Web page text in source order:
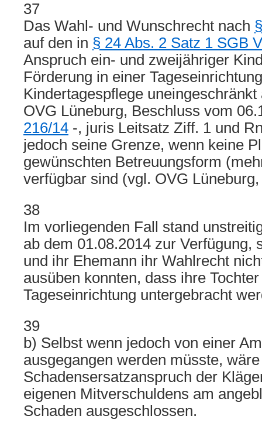
37
Das Wahl- und Wunschrecht nach
auf den in § 24 Abs. 2 Satz 1 SGB
Anspruch ein- und zweijähriger
Förderung in einer
Kindertagespflege
OVG Lüneburg, Beschluss vom
216/14 -, juris Leitsatz Ziff. 1 und
jedoch seine Grenze, wenn keine
gewünschten Betreuungsform
verfügbar sind (vgl. OVG
38
Im vorliegenden Fall stand
ab dem 01.08.2014 zur Verfügung,
und ihr Ehemann ihr Wahlrecht
ausüben konnten, dass ihre
Tageseinrichtung untergebracht
39
b) Selbst wenn jedoch von einer
ausgegangen werden müsste,
Schadensersatzanspruch der
eigenen Mitverschuldens am
Schaden ausgeschlossen.